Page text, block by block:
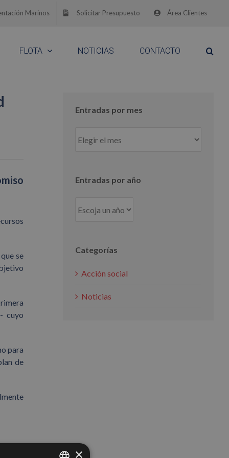
Marinos Solicitar Presupuesto Área Clientes
FLOTA NOTICIAS CONTACTO
se
cuyo
para
de
Entradas por mes
por
Entradas por año
Categorías
Acción social
Noticias
×